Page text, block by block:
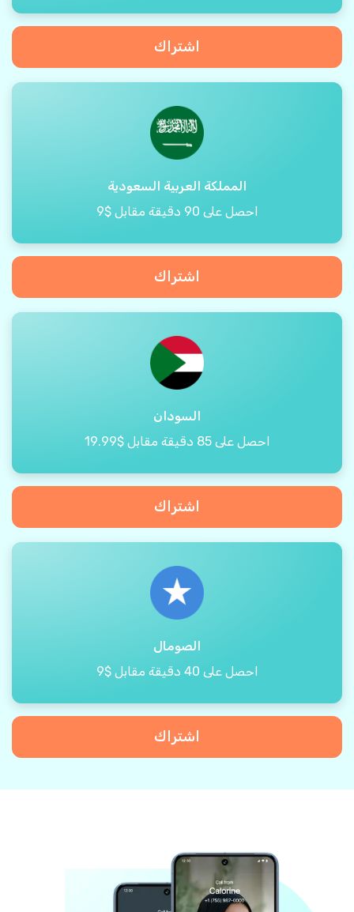
اشتراك
المملكة العربية السعودية
احصل على 90 دقيقة مقابل $9
اشتراك
السودان
احصل على 85 دقيقة مقابل $19.99
اشتراك
الصومال
احصل على 40 دقيقة مقابل $9
اشتراك